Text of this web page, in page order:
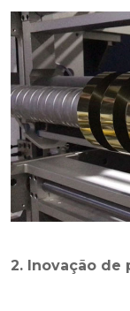
2. Inovação de